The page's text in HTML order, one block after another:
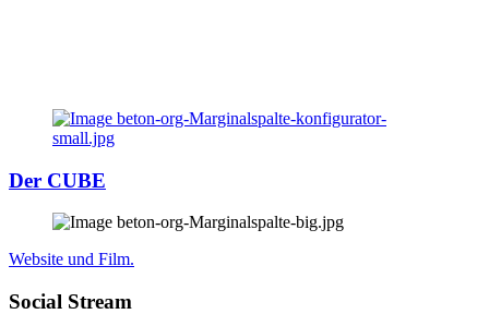
Der CUBE
Website und Film.
Social Stream